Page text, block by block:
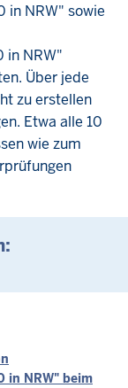
in NRW" sowie
in NRW"
Über jede
zu erstellen
Etwa alle 10
wie zum
in NRW" beim